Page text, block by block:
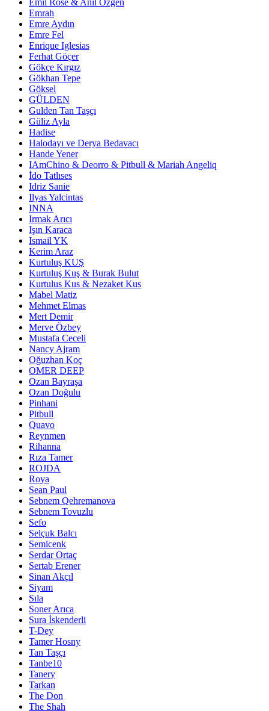
Emrah
Emre Aydın
Emre Fel
Enrique Iglesias
Ferhat Göçer
Gökçe Kırgız
Gökhan Tepe
Göksel
GÜLDEN
Gulden Tan Taşçı
Güliz Ayla
Hadise
Halodayı ve Derya Bedavacı
Hande Yener
IAmChino & Deorro & Pitbull & Mariah Angeliq
İdo Tatlıses
Idriz Sanie
Ilyas Yalcintas
INNA
Irmak Arıcı
Işın Karaca
Ismail YK
Kerim Araz
Kurtuluş KUŞ
Kurtuluş Kuş & Burak Bulut
Kurtulus Kus & Nezaket Kus
Mabel Matiz
Mehmet Elmas
Mert Demir
Merve Özbey
Mustafa Ceceli
Nancy Ajram
Oğuzhan Koç
OMER DEEP
Ozan Bayraşa
Ozan Doğulu
Pinhani
Pitbull
Quavo
Reynmen
Rihanna
Rıza Tamer
ROJDA
Roya
Sean Paul
Sebnem Qehremanova
Sebnem Tovuzlu
Sefo
Selçuk Balcı
Semicenk
Serdar Ortaç
Sertab Erener
Sinan Akçıl
Siyam
Sıla
Soner Arıca
Sura İskenderli
T-Dey
Tamer Hosny
Tan Taşçı
Tanbe10
Tanery
Tarkan
The Don
The Shah